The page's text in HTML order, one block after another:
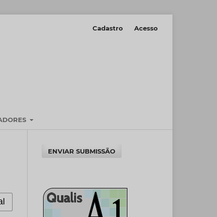
Cadastro Acesso
ENVIAR SUBMISSÃO